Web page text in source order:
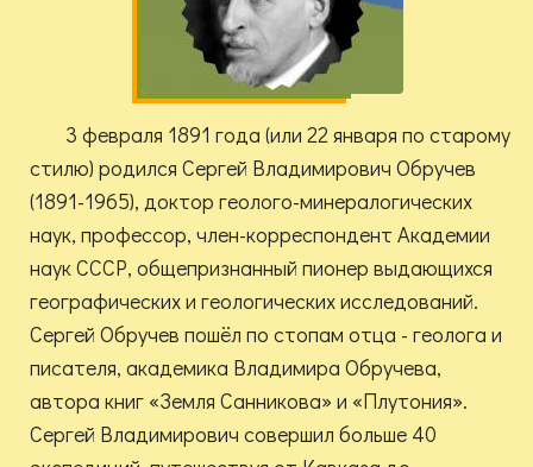
3 февраля 1891 года (или 22 января по старому
стилю) родился Сергей Владимирович Обручев
(1891-1965), доктор геолого-минералогических
наук, профессор, член-корреспондент Академии
наук СССР, общепризнанный пионер выдающихся
географических и геологических исследований.
Сергей Обручев пошёл по стопам отца - геолога и
писателя, академика Владимира Обручева,
автора книг «Земля Санникова» и «Плутония».
Сергей Владимирович совершил больше 40